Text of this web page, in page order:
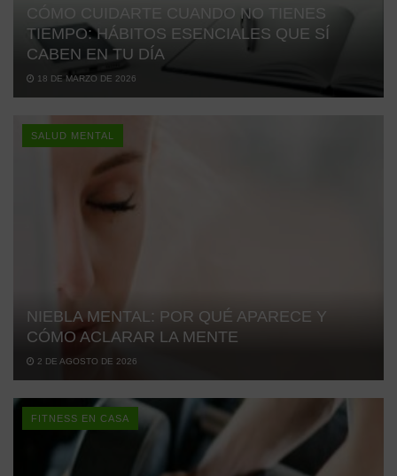
CÓMO CUIDARTE CUANDO NO TIENES
TIEMPO: HÁBITOS ESENCIALES QUE SÍ
CABEN EN TU DÍA
18 DE MARZO DE 2026
SALUD MENTAL
NIEBLA MENTAL: POR QUÉ APARECE Y
CÓMO ACLARAR LA MENTE
2 DE AGOSTO DE 2026
FITNESS EN CASA